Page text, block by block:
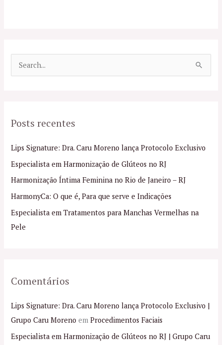
u
s
a
r
p
o
r
Posts recentes
Lips Signature: Dra. Caru Moreno lança Protocolo Exclusivo
Especialista em Harmonização de Glúteos no RJ
Harmonização Íntima Feminina no Rio de Janeiro – RJ
HarmonyCa: O que é, Para que serve e Indicações
Especialista em Tratamentos para Manchas Vermelhas na
Pele
Comentários
Lips Signature: Dra. Caru Moreno lança Protocolo Exclusivo |
Grupo Caru Moreno emProcedimentos Faciais
Especialista em Harmonização de Glúteos no RJ | Grupo Caru